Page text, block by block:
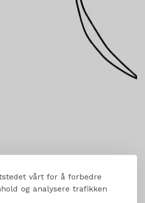
vårt for å forbedre
og analysere trafikken